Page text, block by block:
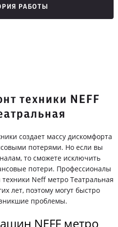
РАБОТЫ
техники NEFF
создает массу дискомфорта
потерями. Но если вы
то сможете исключить
потери. Профессионалы
Neff метро Театральная
лет, поэтому могут быстро
проблемы.
NEFF метро